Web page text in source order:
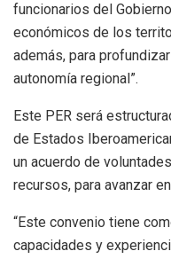
funcionarios del
económicos de los
además, para
autonomía regional”.
Este PER será
de Estados
un acuerdo de
recursos, para avanzar
“Este convenio tiene
capacidades y